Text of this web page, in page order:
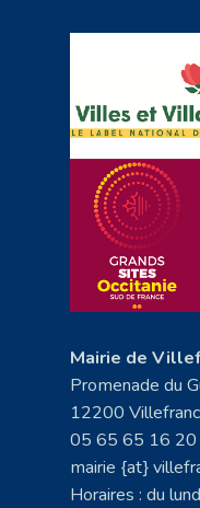
Mairie de
Promenade du
12200
05 65 65 16 20
mairie {at}
Horaires : du